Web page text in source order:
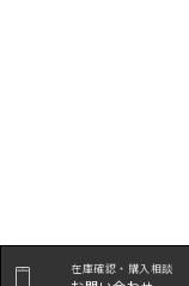
在庫確認・購入相談